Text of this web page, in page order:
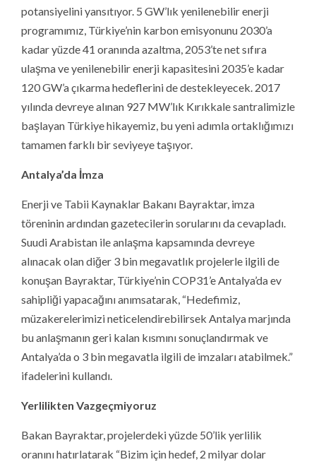
potansiyelini yansıtıyor. 5 GW’lık yenilenebilir enerji
programımız, Türkiye’nin karbon emisyonunu 2030’a
kadar yüzde 41 oranında azaltma, 2053’te net sıfıra
ulaşma ve yenilenebilir enerji kapasitesini 2035’e kadar
120 GW’a çıkarma hedeflerini de destekleyecek. 2017
yılında devreye alınan 927 MW’lık Kırıkkale santralimizle
başlayan Türkiye hikayemiz, bu yeni adımla ortaklığımızı
tamamen farklı bir seviyeye taşıyor.
Antalya’da İmza
Enerji ve Tabii Kaynaklar Bakanı Bayraktar, imza
töreninin ardından gazetecilerin sorularını da cevapladı.
Suudi Arabistan ile anlaşma kapsamında devreye
alınacak olan diğer 3 bin megavatlık projelerle ilgili de
konuşan Bayraktar, Türkiye’nin COP31’e Antalya’da ev
sahipliği yapacağını anımsatarak, “Hedefimiz,
müzakerelerimizi neticelendirebilirsek Antalya marjında
bu anlaşmanın geri kalan kısmını sonuçlandırmak ve
Antalya’da o 3 bin megavatla ilgili de imzaları atabilmek.”
ifadelerini kullandı.
Yerlilikten Vazgeçmiyoruz
Bakan Bayraktar, projelerdeki yüzde 50’lik yerlilik
oranını hatırlatarak “Bizim için hedef, 2 milyar dolar